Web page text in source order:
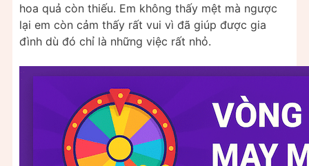
hoa quả còn thiếu. Em không thấy mệt mà ngược
lại em còn cảm thấy rất vui vì đã giúp được gia
đình dù đó chỉ là những việc rất nhỏ.